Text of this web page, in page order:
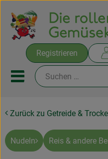
Registrieren
Mobiles
Ökokisten
Rezepte
Zurück zu Getreide &
Nudeln Reis & andere